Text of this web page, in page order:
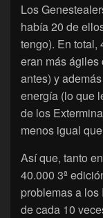
Los
había 20 de
tengo). En total,
eran más ágiles
antes) y
energía (lo que
de los
menos igual
Así que, tanto
40.000 3ª
problemas a
de cada 10